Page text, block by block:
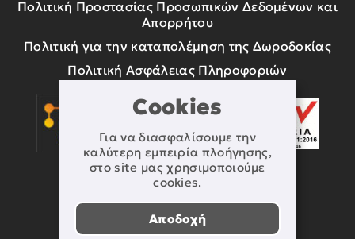
Cookies
Για να διασφαλίσουμε την
καλύτερη εμπειρία πλοήγησης,
στο site μας χρησιμοποιούμε
cookies.
Αποδοχή
Πολιτική Προστασίας Προσωπικών Δεδομένων και
Απορρήτου
Πολιτική για την καταπολέμηση της Δωροδοκίας
Πολιτική Ασφάλειας Πληροφοριών